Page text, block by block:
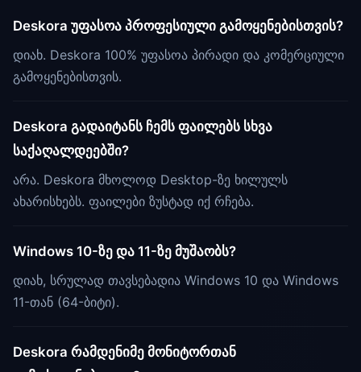
Deskora უფასოა პროფესიული გამოყენებისთვის?
დიახ. Deskora 100% უფასოა პირადი და კომერციული
გამოყენებისთვის.
Deskora გადაიტანს ჩემს ფაილებს სხვა
საქაღალდეებში?
არა. Deskora მხოლოდ Desktop-ზე ხილულს
ახარისხებს. ფაილები ზუსტად იქ რჩება.
Windows 10-ზე და 11-ზე მუშაობს?
დიახ, სრულად თავსებადია Windows 10 და Windows
11-თან (64-ბიტი).
Deskora რამდენიმე მონიტორთან